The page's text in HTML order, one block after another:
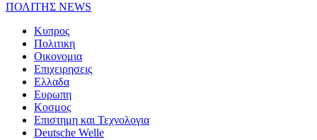
ΠΟΛΙΤΗΣ NEWS
Κυπρος
Πολιτικη
Οικονομια
Επιχειρησεις
Ελλαδα
Ευρωπη
Κοσμος
Επιστημη και Τεχνολογια
Deutsche Welle